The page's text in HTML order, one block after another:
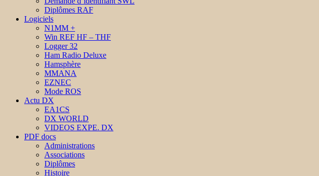
Diplômes RAF
Logiciels
N1MM +
Win REF HF – THF
Logger 32
Ham Radio Deluxe
Hamsphère
MMANA
EZNEC
Mode ROS
Actu DX
EA1CS
DX WORLD
VIDEOS EXPE. DX
PDF docs
Administrations
Associations
Diplômes
Histoire